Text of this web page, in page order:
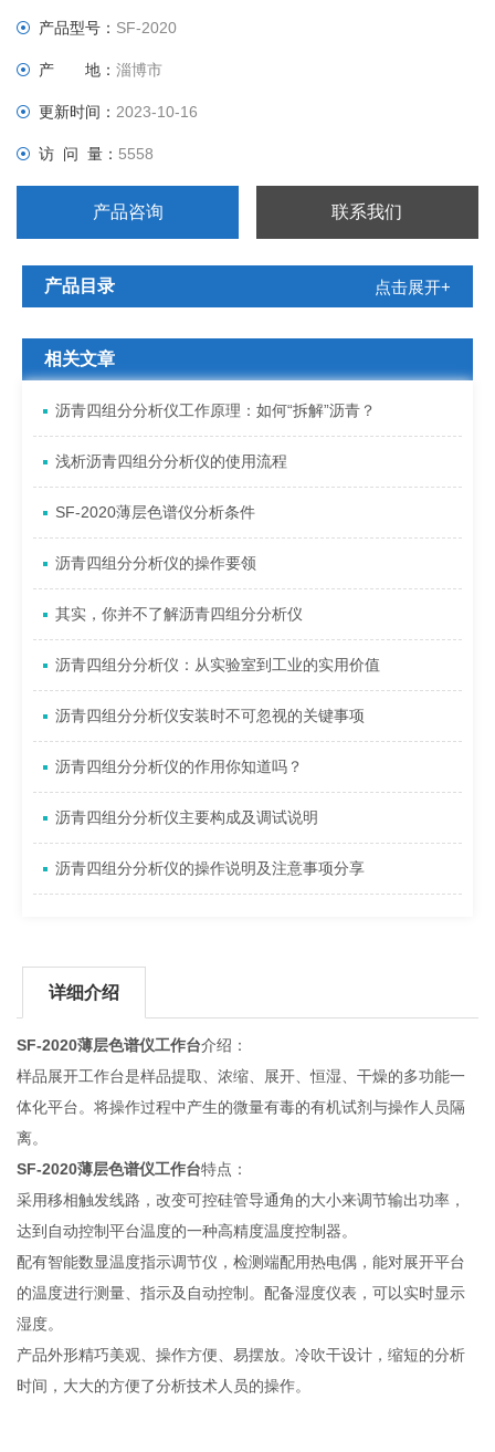
用热电偶，能对展开平台的温度进行测量、指示及自动控制。配
便、易摆放。
产品型号： SF-2020
产 地：淄博市
更新时间：2023-10-16
访 问 量： 5558
产品咨询 联系我们
产品目录 点击展开+
相关文章
沥青四组分分析仪工作原理：如何“拆解”沥青？
浅析沥青四组分分析仪的使用流程
SF-2020薄层色谱仪分析条件
沥青四组分分析仪的操作要领
其实，你并不了解沥青四组分分析仪
沥青四组分分析仪：从实验室到工业的实用价值
沥青四组分分析仪安装时不可忽视的关键事项
沥青四组分分析仪的作用你知道吗？
沥青四组分分析仪主要构成及调试说明
沥青四组分分析仪的操作说明及注意事项分享
详细介绍
SF-2020薄层色谱仪工作台介绍：
样品展开工作台是样品提取、浓缩、展开、恒湿、干燥的多功能一
体化平台。将操作过程中产生的微量有毒的有机试剂与操作人员隔
离。
SF-2020薄层色谱仪工作台特点：
采用移相触发线路，改变可控硅管导通角的大小来调节输出功率，
达到自动控制平台温度的一种高精度温度控制器。
配有智能数显温度指示调节仪，检测端配用热电偶，能对展开平台
的温度进行测量、指示及自动控制。配备湿度仪表，可以实时显示
湿度。
产品外形精巧美观、操作方便、易摆放。冷吹干设计，缩短的分析
时间，大大的方便了分析技术人员的操作。